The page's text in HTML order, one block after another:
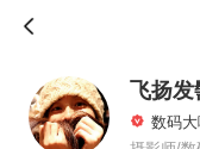
飞扬
数码大